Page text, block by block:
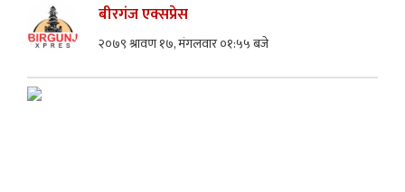
बीरगंज एक्सप्रेस
२०७९ श्रावण १७, मंगलवार ०१:५५ बजे